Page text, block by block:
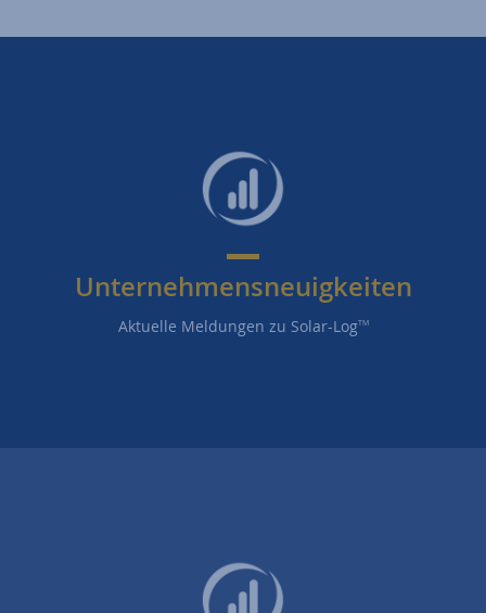
Unternehmensneuigkeiten
Aktuelle Meldungen zu Solar-LogTM